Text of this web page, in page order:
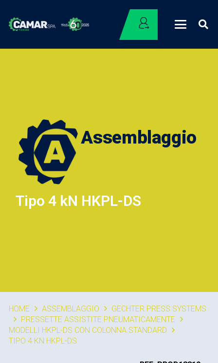
Assemblaggio
Tipo 4 kN HKPL-DS
HOME ASSEMBLAGGIO
GECHTER PRESS SYSTEMS
PRESSETTE ASSISTITE PNEUMATICAMENTE
MODELLI HKPL-DS CON COLONNA STANDARD
TIPO 4 KN HKPL-DS